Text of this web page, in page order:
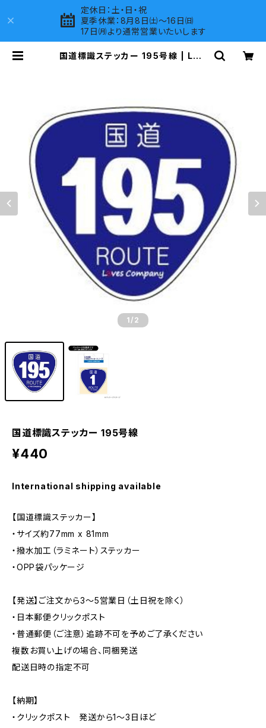
定休日：土・日・祝
夏季休業：8月8日㈯～16日㈰
17日㈪より通常営業いたいします
国道標識ステッカー 195号線 | LOV
1 /2
国道標識ステッカー 195号線
¥440
International shipping available
【国道標識ステッカー】
・サイズ約77mm x 81mm
・撥水加工（ラミネート）ステッカー
・OPP袋パッケージ
【発送】ご注文から3〜5営業日（土日祝を除く）
・日本郵便クリックポスト
・普通郵便（ご注意）追跡不可を予めご了承ください
複数お買い上げの場合、同梱発送
配送日時の指定不可
【納期】
・クリックポスト 発送から1〜3日ほど